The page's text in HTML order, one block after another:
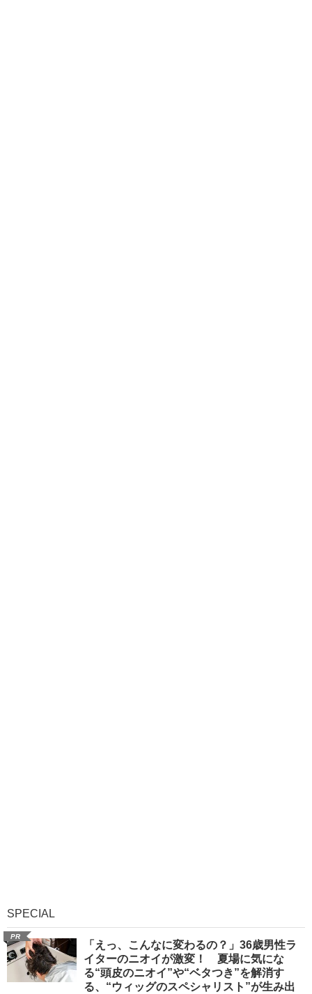
SPECIAL
PR
「えっ、こんなに変わるの？」36歳男性ラ
イターのニオイが激変！ 夏場に気にな
る“頭皮のニオイ”や“ベタつき”を解消す
る、“ウィッグのスペシャリスト”が生み出